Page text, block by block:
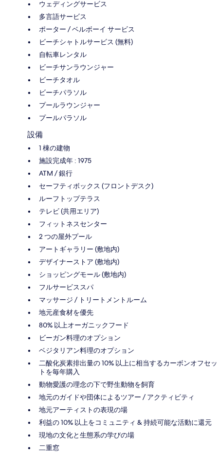
ウェディングサービス
多言語サービス
ポーター / ベルボーイ サービス
ビーチシャトルサービス (無料)
自転車レンタル
ビーチサンラウンジャー
ビーチタオル
ビーチパラソル
プールラウンジャー
プールパラソル
設備
1 棟の建物
施設完成年 : 1975
ATM / 銀行
セーフティボックス (フロントデスク)
ルーフトップテラス
テレビ (共用エリア)
フィットネスセンター
2 つの屋外プール
アートギャラリー (敷地内)
デザイナーストア (敷地内)
ショッピングモール (敷地内)
フルサービススパ
マッサージ / トリートメントルーム
地元産食材を優先
80% 以上オーガニックフード
ビーガン料理のオプション
ベジタリアン料理のオプション
二酸化炭素排出量の 10% 以上に相当するカーボンオフセッ
トを毎年購入
動物愛護の理念の下で野生動物を飼育
地元のガイドや団体によるツアー / アクティビティ
地元アーティストの表現の場
利益の 10% 以上をコミュニティ & 持続可能な活動に還元
現地の文化と生態系の学びの場
二重窓